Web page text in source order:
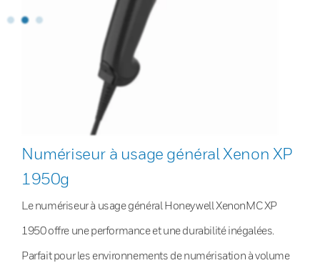
Numériseur à usage général Xenon XP
1950g
Le numériseur à usage général Honeywell XenonMC XP
1950 offre une performance et une durabilité inégalées.
Parfait pour les environnements de numérisation à volume